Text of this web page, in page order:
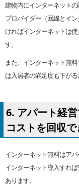
建物内にインターネット
プロパイダー（回線とイ
ければインターネットは
す。
また、インターネット無
は入居者の満足度も下が
6. アパート経
コストを回収
インターネット無料はア
インターネット導入すれ
あります。